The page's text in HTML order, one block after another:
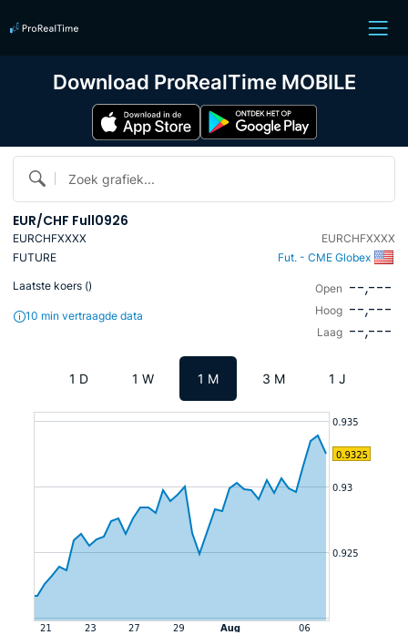
Zoek grafiek...
EUR/CHF Full0926
EURCHFXXXX
EURCHFXXXX
FUTURE
Fut. - CME Globex
Laatste koers ()
10 min vertraagde data
Open --,---
Hoog --,---
Laag --,---
1 D 1 W 1 M 3 M 1 J
Download ProRealTime MOBILE